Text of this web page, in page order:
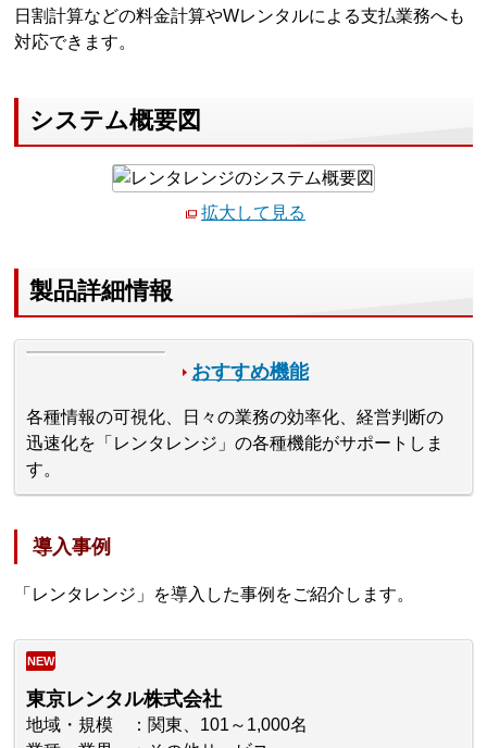
日割計算などの料金計算やWレンタルによる支払業務へも
対応できます。
システム概要図
拡大して見る
製品詳細情報
おすすめ機能
各種情報の可視化、日々の業務の効率化、経営判断の
迅速化を「レンタレンジ」の各種機能がサポートしま
す。
導入事例
「レンタレンジ」を導入した事例をご紹介します。
東京レンタル株式会社
地域・規模
関東、101～1,000名
NEW